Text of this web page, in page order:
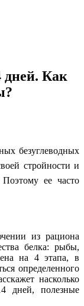
дней. Как
безуглеводных
стройности и
ее часто
из рациона
белка: рыбы,
на 4 этапа, в
определенного
насколько
дней, полезные